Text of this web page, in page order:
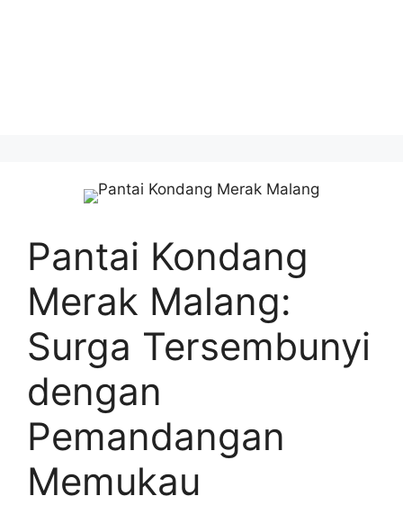
Pantai Kondang
Merak Malang:
Surga Tersembunyi
dengan
Pemandangan
Memukau